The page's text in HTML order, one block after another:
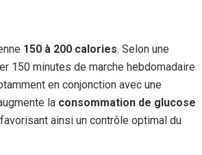
150 à 200 calories. Selon une
150 minutes de marche hebdomadaire
en conjonction avec une
la consommation de glucose
ainsi un contrôle optimal du